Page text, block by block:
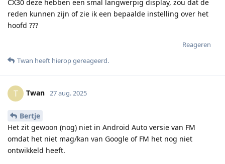
CX30 deze hebben een smal langwerpig display, zou dat de
reden kunnen zijn of zie ik een bepaalde instelling over het
hoofd ???
Reageren
Twan heeft hierop gereageerd.
T Twan 27 aug. 2025
Bertje
Het zit gewoon (nog) niet in Android Auto versie van FM
omdat het niet mag/kan van Google of FM het nog niet
ontwikkeld heeft.